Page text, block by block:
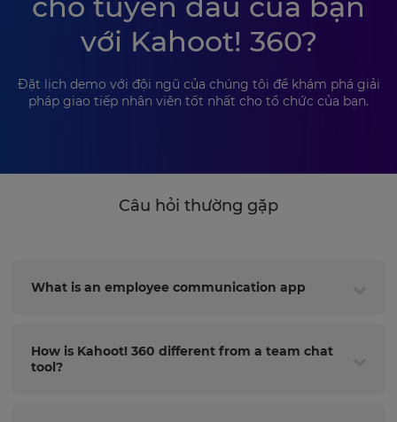
cho tuyến đầu của bạn
với Kahoot! 360?
Đặt lịch demo với đội ngũ của chúng tôi để khám phá giải
pháp giao tiếp nhân viên tốt nhất cho tổ chức của bạn.
Câu hỏi thường gặp
What is an employee communication app
How is Kahoot! 360 different from a team chat
tool?